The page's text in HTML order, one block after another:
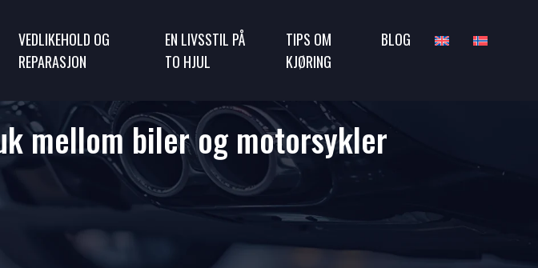
VEDLIKEHOLD OG
REPARASJON
EN LIVSSTIL PÅ
TO HJUL
TIPS OM
KJØRING
BLOG
mellom biler og motorsykler